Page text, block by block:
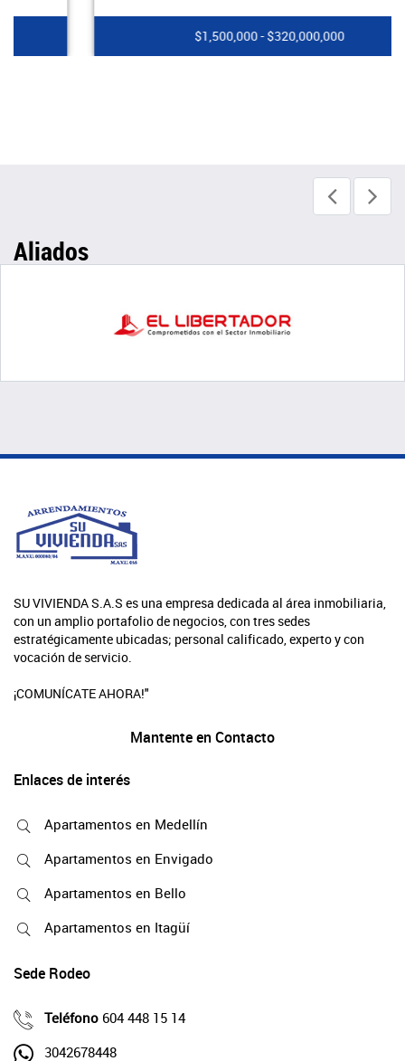
$1,500,000 - $320,000,000
Aliados
SU VIVIENDA S.A.S es una empresa dedicada al área inmobiliaria,
con un amplio portafolio de negocios, con tres sedes
estratégicamente ubicadas; personal calificado, experto y con
vocación de servicio.
¡COMUNÍCATE AHORA!"
Mantente en Contacto
Enlaces de interés
Apartamentos en Medellín
Apartamentos en Envigado
Apartamentos en Bello
Apartamentos en Itagüí
Sede Rodeo
Teléfono 604 448 15 14
3042678448